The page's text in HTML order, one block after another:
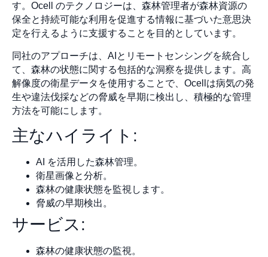
す。Ocell のテクノロジーは、森林管理者が森林資源の
保全と持続可能な利用を促進する情報に基づいた意思決
定を行えるように支援することを目的としています。
同社のアプローチは、AIとリモートセンシングを統合し
て、森林の状態に関する包括的な洞察を提供します。高
解像度の衛星データを使用することで、Ocellは病気の発
生や違法伐採などの脅威を早期に検出し、積極的な管理
方法を可能にします。
主なハイライト:
AI を活用した森林管理。
衛星画像と分析。
森林の健康状態を監視します。
脅威の早期検出。
サービス:
森林の健康状態の監視。